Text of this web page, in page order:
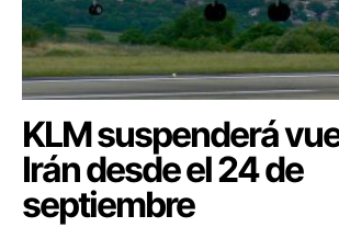
KLM suspenderá
Irán desde el 24 de
septiembre